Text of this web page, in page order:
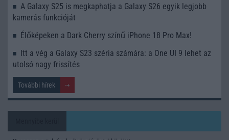
A Galaxy S25 is megkaphatja a Galaxy S26 egyik legjobb
kamerás funkcióját
Élőképeken a Dark Cherry színű iPhone 18 Pro Max!
Itt a vég a Galaxy S23 széria számára: a One UI 9 lehet az
utolsó nagy frissítés
További hírek